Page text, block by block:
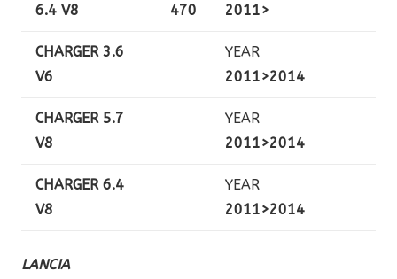
6.4 V8
470
2011>
CHARGER 3.6
V6
YEAR
2011>2014
CHARGER 5.7
V8
YEAR
2011>2014
CHARGER 6.4
V8
YEAR
2011>2014
LANCIA